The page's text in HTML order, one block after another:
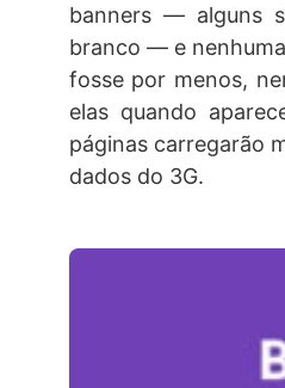
banners — alguns
branco — e
fosse por menos,
elas quando
páginas carregarão
dados do 3G.